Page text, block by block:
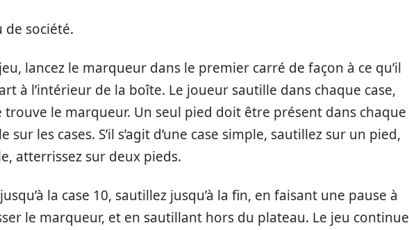
de société.
lancez le marqueur dans le premier carré de façon à ce qu’il
à l’intérieur de la boîte. Le joueur sautille dans chaque case,
trouve le marqueur. Un seul pied doit être présent dans chaque
sur les cases. S’il s’agit d’une case simple, sautillez sur un pied,
atterrissez sur deux pieds.
la case 10, sautillez jusqu’à la fin, en faisant une pause à
le marqueur, et en sautillant hors du plateau. Le jeu continue